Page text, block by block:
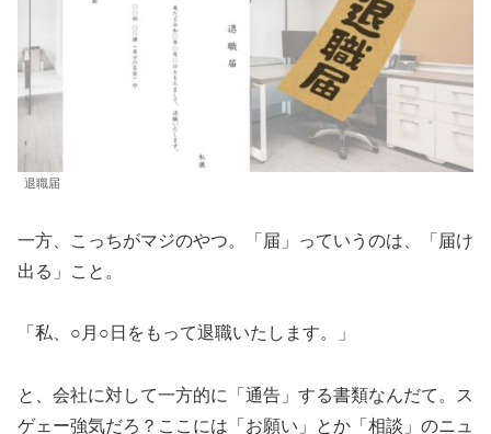
退職届
一方、こっちがマジのやつ。「届」っていうのは、「届け
出る」こと。
「私、○月○日をもって退職いたします。」
と、会社に対して一方的に「通告」する書類なんだて。ス
ゲェー強気だろ？ここには「お願い」とか「相談」のニュ